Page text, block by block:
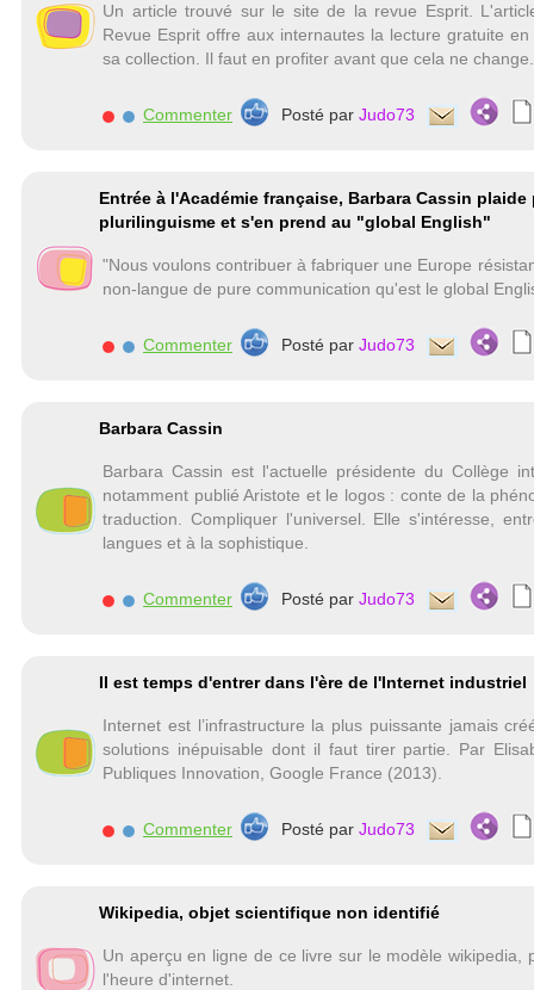
Un article trouvé sur le site de la revue Esprit.
Revue Esprit offre aux internautes la lecture gratuite
sa collection. Il faut en profiter avant que cela ne
Commenter Posté par Judo73
Entrée à l'Académie française, Barbara Cassin plaide
plurilinguisme et s'en prend au "global English"
"Nous voulons contribuer à fabriquer une Europe
non-langue de pure communication qu'est le global
Commenter Posté par Judo73
Barbara Cassin
Barbara Cassin est l'actuelle présidente du Collège
notamment publié Aristote et le logos : conte de la
traduction. Compliquer l'universel. Elle s'intéresse,
langues et à la sophistique.
Commenter Posté par Judo73
Il est temps d'entrer dans l'ère de l'Internet industriel
Internet est l’infrastructure la plus puissante jamais
solutions inépuisable dont il faut tirer partie. Par
Publiques Innovation, Google France (2013).
Commenter Posté par Judo73
Wikipedia, objet scientifique non identifié
Un aperçu en ligne de ce livre sur le modèle wikipedia,
l'heure d'internet.